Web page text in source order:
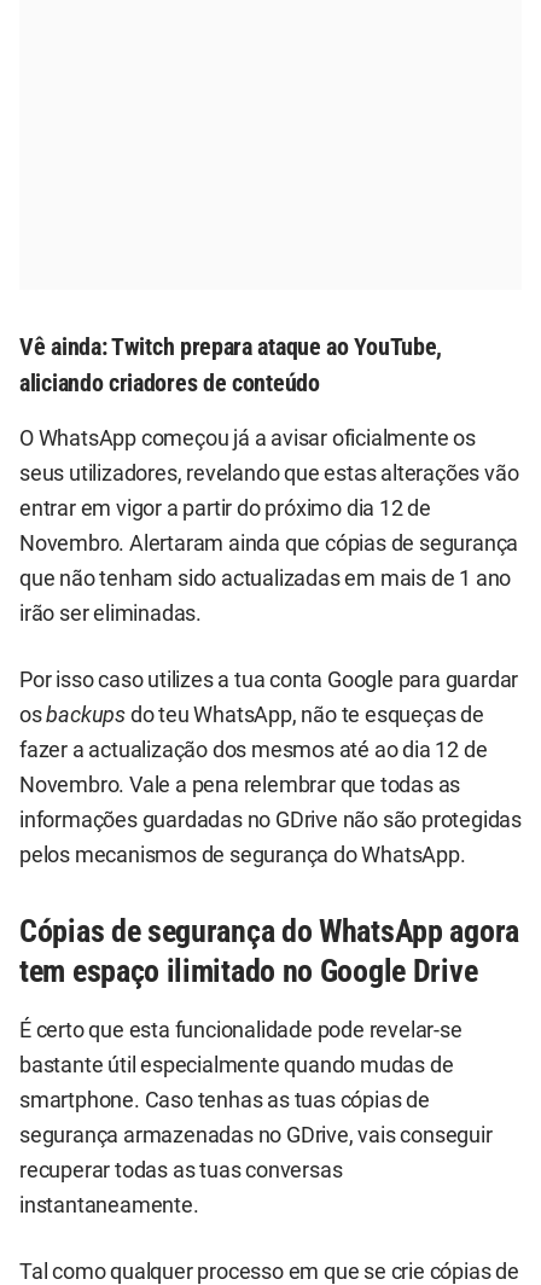
Vê ainda:Twitch prepara ataque ao YouTube,
aliciando criadores de conteúdo
O WhatsApp começou já a avisar oficialmente os
seus utilizadores, revelando que estas alterações vão
entrar em vigor a partir do próximo dia 12 de
Novembro. Alertaram ainda que cópias de segurança
que não tenham sido actualizadas em mais de 1 ano
irão ser eliminadas.
Por isso caso utilizes a tua conta Google para guardar
osbackups do teu WhatsApp, não te esqueças de
fazer a actualização dos mesmos até ao dia 12 de
Novembro. Vale a pena relembrar que todas as
informações guardadas no GDrive não são protegidas
pelos mecanismos de segurança do WhatsApp.
Cópias de segurança do WhatsApp agora
tem espaço ilimitado no Google Drive
É certo que esta funcionalidade pode revelar-se
bastante útil especialmente quando mudas de
smartphone. Caso tenhas as tuas cópias de
segurança armazenadas no GDrive, vais conseguir
recuperar todas as tuas conversas
instantaneamente.
Tal como qualquer processo em que se crie cópias de